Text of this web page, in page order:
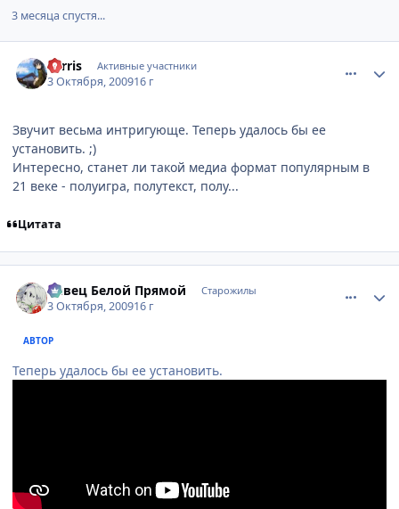
3 месяца спустя...
Ferris Активные участники
3 Октября, 200916 г
Звучит весьма интригующе. Теперь удалось бы ее
установить. ;)
Интересно, станет ли такой медиа формат популярным в
21 веке - полуигра, полутекст, полу...
Цитата
Певец Белой Прямой Старожилы
3 Октября, 200916 г
АВТОР
Теперь удалось бы ее установить.